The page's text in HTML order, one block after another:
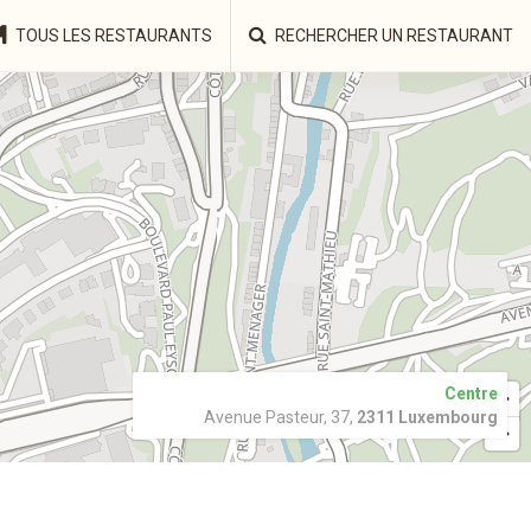
TOUS LES RESTAURANTS RECHERCHER UN RESTAURANT
Centre
Avenue Pasteur, 37, 2311 Luxembourg